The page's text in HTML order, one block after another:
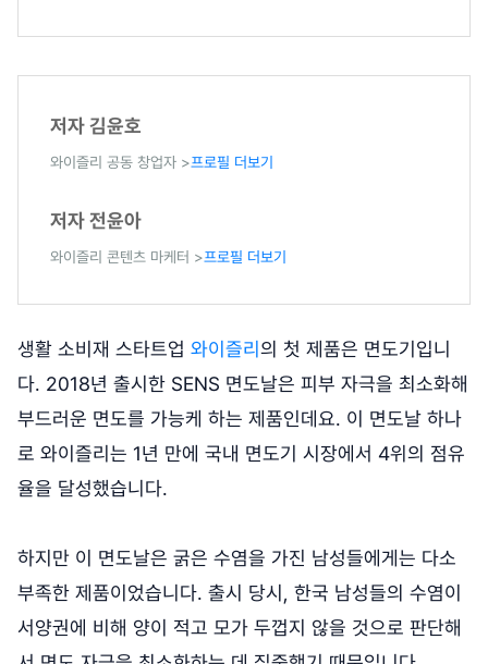
저자 김윤호
와이즐리 공동 창업자 >프로필 더보기
저자 전윤아
와이즐리 콘텐츠 마케터 >프로필 더보기
생활 소비재 스타트업 와이즐리의 첫 제품은 면도기입니
다. 2018년 출시한 SENS 면도날은 피부 자극을 최소화해
부드러운 면도를 가능케 하는 제품인데요. 이 면도날 하나
로 와이즐리는 1년 만에 국내 면도기 시장에서 4위의 점유
율을 달성했습니다.
하지만 이 면도날은 굵은 수염을 가진 남성들에게는 다소
부족한 제품이었습니다. 출시 당시, 한국 남성들의 수염이
서양권에 비해 양이 적고 모가 두껍지 않을 것으로 판단해